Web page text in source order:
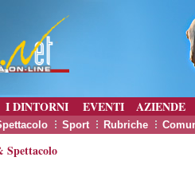
I DINTORNI EVENTI AZIENDE
Sport Rubriche